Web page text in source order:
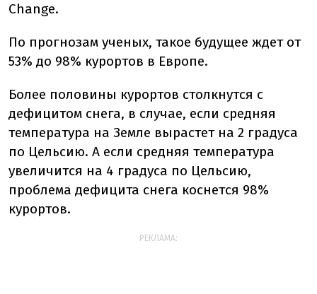
Change.
По прогнозам ученых, такое будущее ждет от
53% до 98% курортов в Европе.
Более половины курортов столкнутся с
дефицитом снега, в случае, если средняя
температура на Земле вырастет на 2 градуса
по Цельсию. А если средняя температура
увеличится на 4 градуса по Цельсию,
проблема дефицита снега коснется 98%
курортов.
РЕКЛАМА: